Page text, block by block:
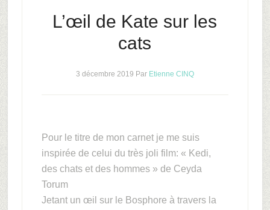
L’œil de Kate sur les
cats
3 décembre 2019 Par Etienne CINQ
Pour le titre de mon carnet je me suis
inspirée de celui du très joli film: « Kedi,
des chats et des hommes » de Ceyda
Torum
Jetant un œil sur le Bosphore à travers la